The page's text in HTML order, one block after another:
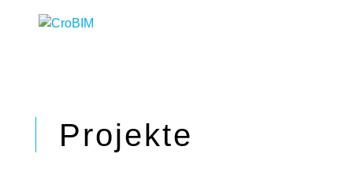
Projekte